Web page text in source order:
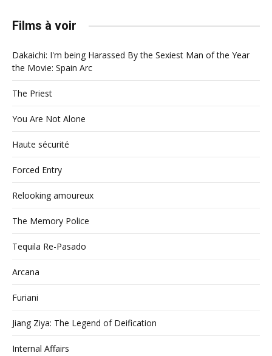
Films à voir
Dakaichi: I'm being Harassed By the Sexiest Man of the Year
the Movie: Spain Arc
The Priest
You Are Not Alone
Haute sécurité
Forced Entry
Relooking amoureux
The Memory Police
Tequila Re-Pasado
Arcana
Furiani
Jiang Ziya: The Legend of Deification
Internal Affairs